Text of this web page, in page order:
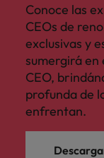
Conoce las
CEOs de
exclusivas y
sumergirá en
CEO,
profunda de
enfrentan.